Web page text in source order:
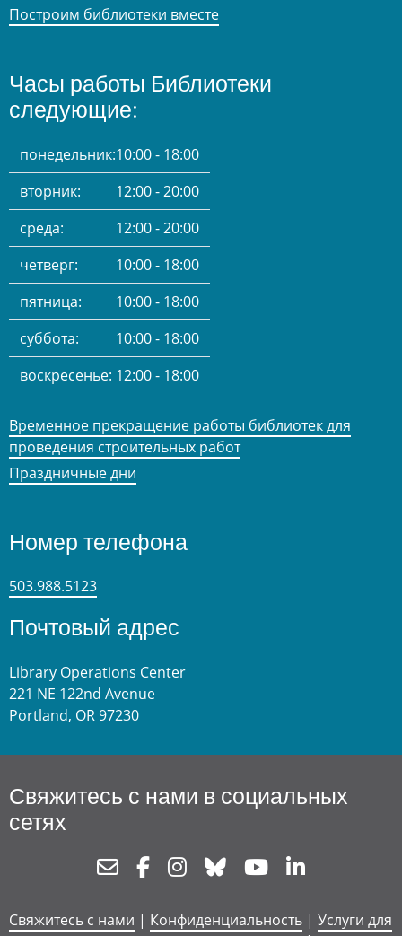
Построим библиотеки вместе
Часы работы Библиотеки
следующие:
понедельник:10:00 - 18:00
вторник:
12:00 - 20:00
среда:
12:00 - 20:00
четверг:
10:00 - 18:00
пятница:
10:00 - 18:00
суббота:
10:00 - 18:00
воскресенье: 12:00 - 18:00
Временное прекращение работы библиотек для
проведения строительных работ
Праздничные дни
Номер телефона
503.988.5123
Почтовый адрес
Library Operations Center
221 NE 122nd Avenue
Portland, OR 97230
Свяжитесь с нами в социальных
сетях
NewsletterFacebookInstagram
Bluesky Youtube
Свяжитесь с нами | Конфиденциальность | Услуги для